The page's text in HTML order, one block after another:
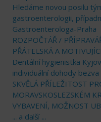
Hledáme novou posilu
gastroenterologii,
Gastroenterologa-Praha
ROZPOČTÁŘ /
PŘÁTELSKÁ A
Dentální hygienistka
individuální dohody
SKVĚLÁ PŘÍLEŽITOST
MORAVSKOSLEZSKÉM
VYBAVENÍ, MOŽNOST
... a další ...